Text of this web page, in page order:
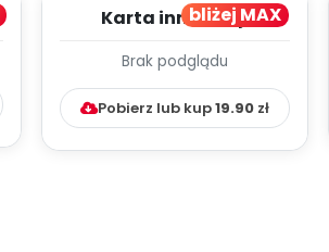
bliżej MAX
Karta innowacji
Kumpelkowo
Brak podglądu
Pobierz lub kup19.90 zł